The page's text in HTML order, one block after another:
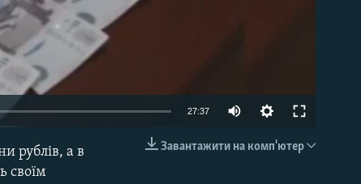
27:37
Завантажити на комп'ютер
рублів, а в
своїм